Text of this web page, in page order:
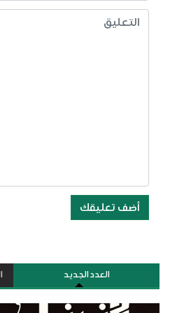
أضف تعليقك
العدد الجديد